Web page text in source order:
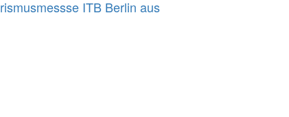
ITB Berlin aus